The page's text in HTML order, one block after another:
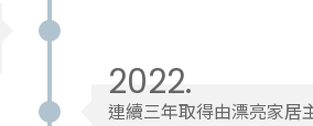
2022.
連續三年取得由漂亮家居